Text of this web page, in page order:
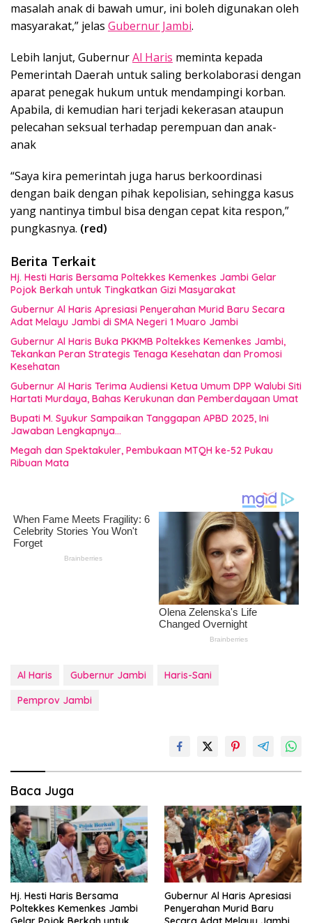
masalah anak di bawah umur, ini boleh digunakan oleh
masyarakat,” jelas Gubernur Jambi.
Lebih lanjut, GubernurAl Haris meminta kepada
Pemerintah Daerah untuk saling berkolaborasi dengan
aparat penegak hukum untuk mendampingi korban.
Apabila, di kemudian hari terjadi kekerasan ataupun
pelecahan seksual terhadap perempuan dan anak-
anak
“Saya kira pemerintah juga harus berkoordinasi
dengan baik dengan pihak kepolisian, sehingga kasus
yang nantinya timbul bisa dengan cepat kita respon,”
pungkasnya. (red)
Berita Terkait
Hj. Hesti Haris Bersama Poltekkes Kemenkes Jambi Gelar
Pojok Berkah untuk Tingkatkan Gizi Masyarakat
Gubernur Al Haris Apresiasi Penyerahan Murid Baru Secara
Adat Melayu Jambi di SMA Negeri 1 Muaro Jambi
Gubernur Al Haris Buka PKKMB Poltekkes Kemenkes Jambi,
Tekankan Peran Strategis Tenaga Kesehatan dan Promosi
Kesehatan
Gubernur Al Haris Terima Audiensi Ketua Umum DPP Walubi Siti
Hartati Murdaya, Bahas Kerukunan dan Pemberdayaan Umat
Bupati M. Syukur Sampaikan Tanggapan APBD 2025, Ini
Jawaban Lengkapnya…
Megah dan Spektakuler, Pembukaan MTQH ke-52 Pukau
Ribuan Mata
Al Haris Gubernur Jambi
Haris-Sani
Pemprov Jambi
Baca Juga
Hj. Hesti Haris Bersama
Poltekkes Kemenkes Jambi
Gubernur Al Haris Apresiasi
Penyerahan Murid Baru